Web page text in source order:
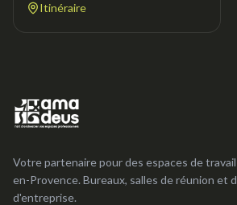
Itinéraire
Votre partenaire pour des espaces de
en-Provence. Bureaux, salles de réunion et
d'entreprise.